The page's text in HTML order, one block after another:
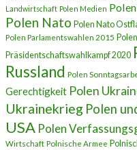
Landwirtschaft Polen Medien
Polen Nato Polen Nato
Polen Parlamentswahlen 2015 Polen
Präsidentschaftswahlkampf 2020
Russland Polen
Gerechtigkeit Polen
Ukrainekrieg Polen
USA Polen
Wirtschaft Polnische Armee